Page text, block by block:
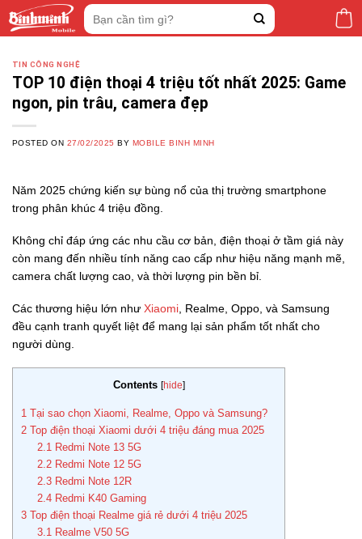
Tìm
kiếm:
TIN CÔNG NGHỆ
TOP 10 điện thoại 4 triệu tốt nhất 2025: Game
ngon, pin trâu, camera đẹp
POSTED ON 27/02/2025 BY MOBILE BINH MINH
Năm 2025 chứng kiến sự bùng nổ của thị trường smartphone
trong phân khúc 4 triệu đồng.
Không chỉ đáp ứng các nhu cầu cơ bản, điện thoại ở tầm giá này
còn mang đến nhiều tính năng cao cấp như hiệu năng mạnh mẽ,
camera chất lượng cao, và thời lượng pin bền bỉ.
Các thương hiệu lớn như Xiaomi, Realme, Oppo, và Samsung
đều cạnh tranh quyết liệt để mang lại sản phẩm tốt nhất cho
người dùng.
Contents [hide]
1 Tại sao chọn Xiaomi, Realme, Oppo và Samsung?
2 Top điện thoại Xiaomi dưới 4 triệu đáng mua 2025
2.1 Redmi Note 13 5G
2.2Redmi Note 12 5G
2.3Redmi Note 12R
2.4Redmi K40 Gaming
3 Top điện thoại Realme giá rẻ dưới 4 triệu 2025
3.1 Realme V50 5G